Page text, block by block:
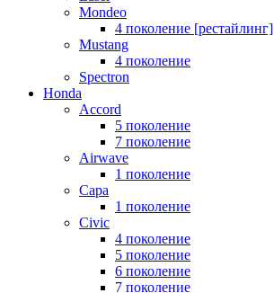
Mondeo
4 поколение [рестайлинг]
Mustang
4 поколение
Spectron
Honda
Accord
5 поколение
7 поколение
Airwave
1 поколение
Capa
1 поколение
Civic
4 поколение
5 поколение
6 поколение
7 поколение